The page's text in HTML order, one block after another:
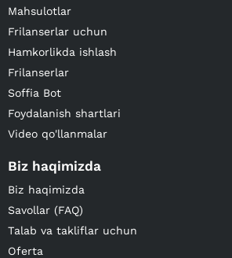
Mahsulotlar
Frilanserlar uchun
Hamkorlikda ishlash
Frilanserlar
Soffia Bot
Foydalanish shartlari
Video qo'llanmalar
Biz haqimizda
Biz haqimizda
Savollar (FAQ)
Talab va takliflar uchun
Oferta